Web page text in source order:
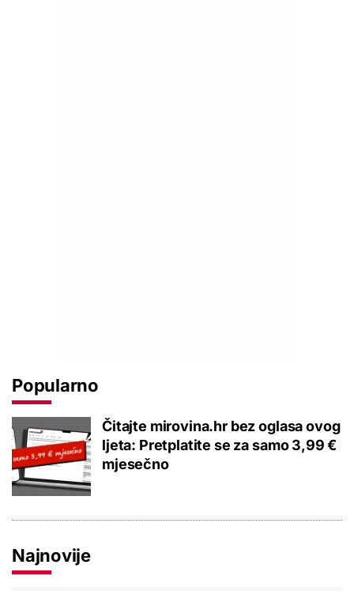
Popularno
Čitajte mirovina.hr bez oglasa ovog
ljeta: Pretplatite se za samo 3,99 €
mjesečno
Najnovije